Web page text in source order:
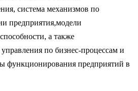
система механизмов по
предприятия,модели
а также
по бизнес-процессам и
функционирования предприятий в